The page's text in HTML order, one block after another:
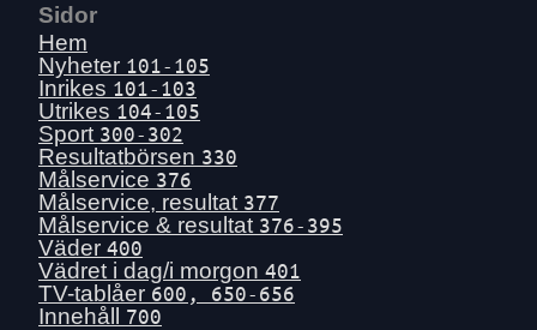
Sidor
Hem
Nyheter 101-105
Inrikes 101-103
Utrikes 104-105
Sport 300-302
Resultatbörsen 330
Målservice 376
Målservice, resultat 377
Målservice & resultat 376-395
Väder 400
Vädret i dag/i morgon 401
TV-tablåer 600, 650-656
Innehåll 700